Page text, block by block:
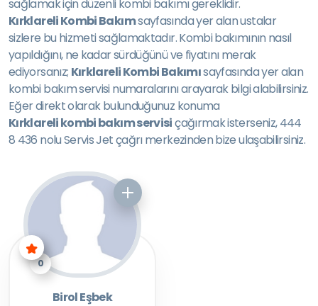
sağlamak için düzenli kombi bakımı gereklidir.
Kırklareli Kombi Bakımsayfasında yer alan ustalar
sizlere bu hizmeti sağlamaktadır. Kombi bakımının nasıl
yapıldığını, ne kadar sürdüğünü ve fiyatını merak
ediyorsanız; Kırklareli Kombi Bakımısayfasında yer alan
kombi bakım servisi numaralarını arayarak bilgi alabilirsiniz.
Eğer direkt olarak bulunduğunuz konuma
Kırklareli kombi bakım servisiçağırmak isterseniz, 444
8 436 nolu Servis Jet çağrı merkezinden bize ulaşabilirsiniz.
0
Birol Eşbek